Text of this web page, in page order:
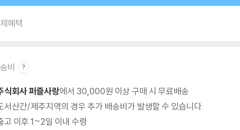
혜택
비
식회사 퍼즐사랑에서 30,000원 이상 구매 시 무료배송
서산간/제주지역의 경우 추가 배송비가 발생할 수 있습니다.
고 이후 1~2일 이내 수령